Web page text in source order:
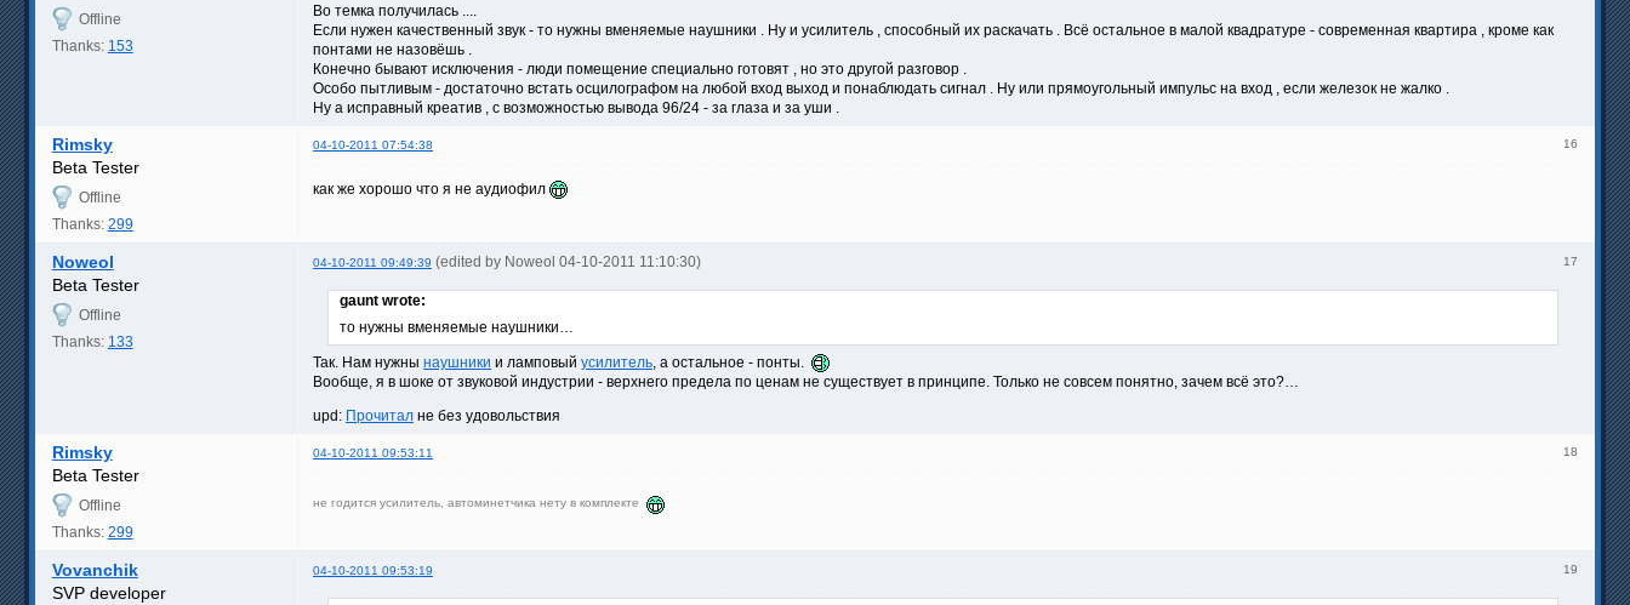
Offline
Thanks: 153
Во темка получилась ....
Если нужен качественный звук - то нужны вменяемые наушники . Ну и усилитель , способный их раскачать . Всё остальное в малой квадратуре - современная квартира , кроме как
понтами не назовёшь .
Конечно бывают исключения - люди помещение специально готовят , но это другой разговор .
Особо пытливым - достаточно встать осцилографом на любой вход выход и понаблюдать сигнал . Ну или прямоугольный импульс на вход , если железок не жалко .
Ну а исправный креатив , с возможностью вывода 96/24 - за глаза и за уши .
16
Rimsky 04-10-2011 07:54:38
Beta Tester
Offline
Thanks: 299
как же хорошо что я не аудиофил
17
Noweol 04-10-2011 09:49:39 (edited by Noweol 04-10-2011 11:10:30)
Beta Tester
Offline
Thanks: 133
gaunt wrote:
то нужны вменяемые наушники…
Так. Нам нужны наушники и ламповый усилитель, а остальное - понты.
Вообще, я в шоке от звуковой индустрии - верхнего предела по ценам не существует в принципе. Только не совсем понятно, зачем всё это?…
upd: Прочитал не без удовольствия
18
Rimsky 04-10-2011 09:53:11
Beta Tester
Offline
Thanks: 299
не годится усилитель, автоминетчика нету в комплекте
19
Vovanchik 04-10-2011 09:53:19
SVP developer